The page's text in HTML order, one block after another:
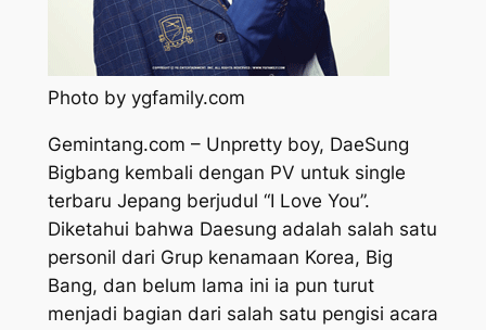
Photo by ygfamily.com
Gemintang.com – Unpretty boy, DaeSung
Bigbang kembali dengan PV untuk single
terbaru Jepang berjudul “I Love You”.
Diketahui bahwa Daesung adalah salah satu
personil dari Grup kenamaan Korea, Big
Bang, dan belum lama ini ia pun turut
menjadi bagian dari salah satu pengisi acara